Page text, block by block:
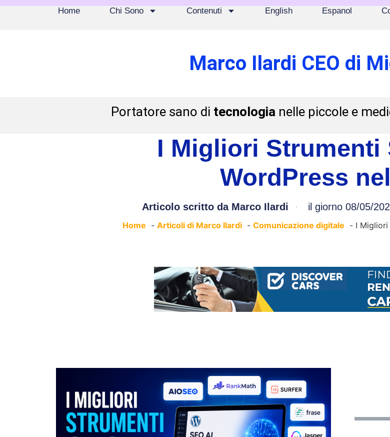
Home Chi Sono Contenuti English Espanol
Marco Ilardi CEO di
Portatore sano di tecnologia nelle piccole e
I Migliori Strumenti
WordPress
Articolo scritto daMarco Ilardi il giorno 08/05/
Home Articoli di Marco Ilardi Comunicazione digitale I Migliori